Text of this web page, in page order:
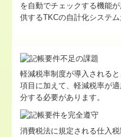
を自動でチェックする機能
供するTKCの自計化システム
軽減税率制度が導入される
項目に加えて、軽減税率が
分する必要があります。
消費税法に規定される仕入